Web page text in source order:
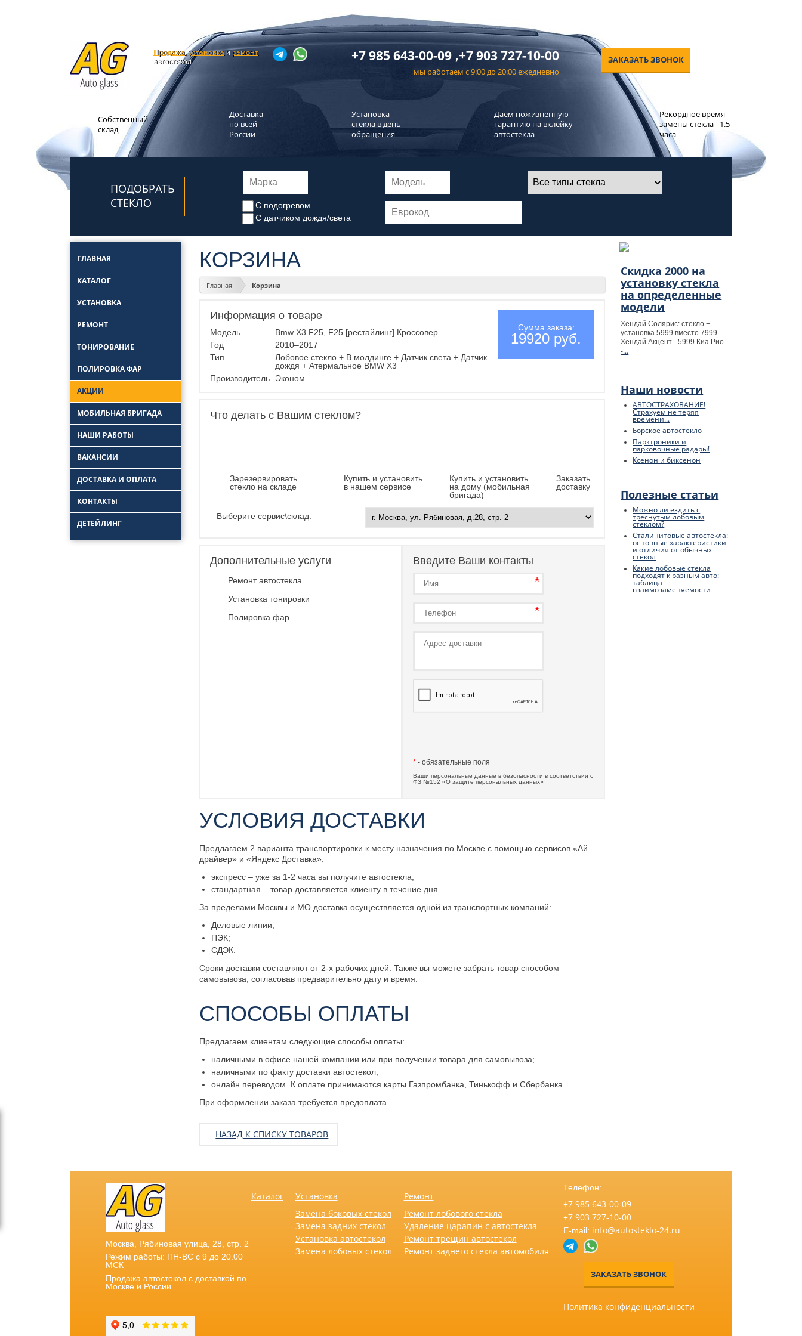
Продажа,установкаи ремонт
автостекол +7 985 643-00-09 ,+7 903 727-10-00
мы работаем с 9:00 до 20:00 ежедневно
ЗАКАЗАТЬ ЗВОНОК
Собственный
склад
Доставка
по всей
России
Установка
стекла в день
обращения
Даем пожизненную
гарантию на вклейку
автостекла
Рекордное время
замены стекла - 1.5
часа
ПОДОБРАТЬ
СТЕКЛО
С подогревом
С датчиком дождя/света
ГЛАВНАЯ
КАТАЛОГ
УСТАНОВКА
стекол
Замена лобовых
РЕМОНТ
стекла
автостекла
Ремонт трещин
автостекол
Ремонт заднего
стекла автомобиля
ТОНИРОВАНИЕ
ПОЛИРОВКА ФАР
АКЦИИ
МОБИЛЬНАЯ БРИГАДА
НАШИ РАБОТЫ
ВАКАНСИИ
ДОСТАВКА И ОПЛАТА
КОНТАКТЫ
ДЕТЕЙЛИНГ
Полировка
КОРЗИНА
Главная Корзина
Сумма заказа:
19920 руб.
Информация о товаре
Модель
Bmw X3 F25, F25 [рестайлинг] Кроссовер
Год
2010–2017
Тип
Лобовое стекло + В молдинге + Датчик света + Датчик
дождя + Атермальное BMW X3
Производитель
Эконом
Что делать с Вашим стеклом?
Зарезервировать
стекло на складе
Купить и установить
в нашем сервисе
Купить и установить
на дому (мобильная
бригада)
Заказать
доставку
Выберите сервис\склад:
Дополнительные услуги
Ремонт автостекла
Установка тонировки
Полировка фар
Введите Ваши контакты
* - обязательные поля
Ваши персональные данные в безопасности в соответствии с
ФЗ №152 «О защите персональных данных»
УСЛОВИЯ ДОСТАВКИ
Предлагаем 2 варианта транспортировки к месту назначения по Москве с помощью сервисов «Ай
драйвер» и «Яндекс Доставка»:
экспресс – уже за 1-2 часа вы получите автостекла;
стандартная – товар доставляется клиенту в течение дня.
За пределами Москвы и МО доставка осуществляется одной из транспортных компаний:
Деловые линии;
ПЭК;
СДЭК.
Сроки доставки составляют от 2-х рабочих дней. Также вы можете забрать товар способом
самовывоза, согласовав предварительно дату и время.
СПОСОБЫ ОПЛАТЫ
Предлагаем клиентам следующие способы оплаты:
наличными в офисе нашей компании или при получении товара для самовывоза;
наличными по факту доставки автостекол;
онлайн переводом. К оплате принимаются карты Газпромбанка, Тинькофф и Сбербанка.
При оформлении заказа требуется предоплата.
НАЗАД К СПИСКУ ТОВАРОВ
Скидка 2000 на
установку стекла
на определенные
модели
Хендай Солярис: стекло +
установка 5999 вместо 7999
Хендай Акцент - 5999 Киа Рио
-...
Наши новости
АВТОСТРАХОВАНИЕ!
Страхуем не теряя
времени...
Борское автостекло
Парктроники и
парковочные радары!
Ксенон и биксенон
Полезные статьи
Можно ли ездить с
треснутым лобовым
стеклом?
Сталинитовые автостекла:
основные характеристики
и отличия от обычных
стекол
Какие лобовые стекла
подходят к разным авто:
таблица
взаимозаменяемости
Москва, Рябиновая улица, 28, стр. 2
Режим работы: ПН-ВС с 9 до 20.00
МСК
Продажа автостекол с доставкой по
Москве и России.
Каталог
Установка
Замена боковых стекол
Замена задних стекол
Установка автостекол
Замена лобовых стекол
Ремонт
Ремонт лобового стекла
Удаление царапин с автостекла
Ремонт трещин автостекол
Ремонт заднего стекла автомобиля
Телефон:
+7 985 643-00-09
+7 903 727-10-00
E-mail: info@autosteklo-24.ru
ЗАКАЗАТЬ ЗВОНОК
Политика конфиденциальности